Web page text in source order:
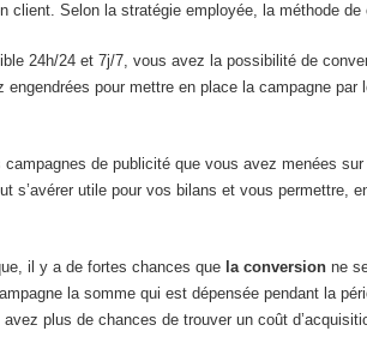
client. Selon la stratégie employée, la méthode
24h/24 et 7j/7, vous avez la possibilité de
pour mettre en place la campagne
de publicité que vous avez menées
s’avérer utile pour vos bilans et vous permettre,
il y a de fortes chances que la conversion ne
la somme qui est dépensée pendant la
plus de chances de trouver un coût